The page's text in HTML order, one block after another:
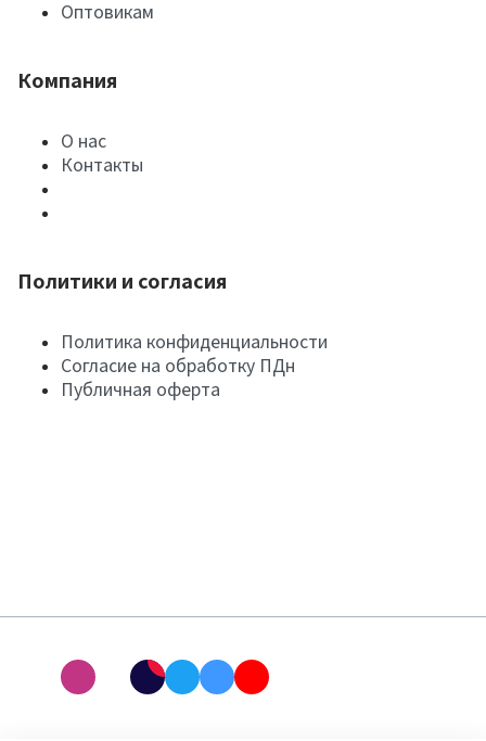
Оптовикам
Компания
О нас
Контакты
Политики и согласия
Политика конфиденциальности
Согласие на обработку ПДн
Публичная оферта